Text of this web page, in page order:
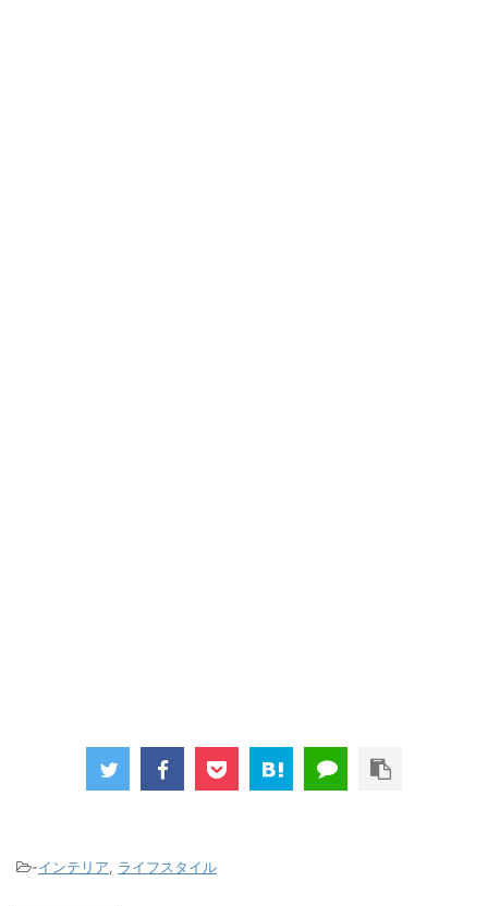
-インテリア, ライフスタイル